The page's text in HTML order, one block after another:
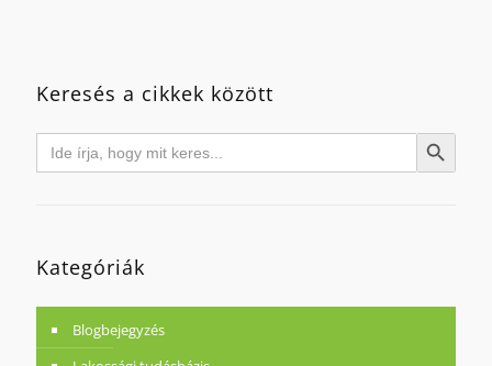
Keresés a cikkek között
Search
for: Search Button
Kategóriák
Blogbejegyzés